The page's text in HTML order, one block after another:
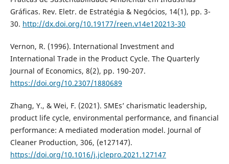
Gráficas. Rev. Eletr. de Estratégia & Negócios, 14(1), pp. 3-
30. http://dx.doi.org/10.19177/reen.v14e120213-30
Vernon, R. (1996). International Investment and
International Trade in the Product Cycle. The Quarterly
Journal of Economics, 8(2), pp. 190-207.
https://doi.org/10.2307/1880689
Zhang, Y., & Wei, F. (2021). SMEs’ charismatic leadership,
product life cycle, environmental performance, and financial
performance: A mediated moderation model. Journal of
Cleaner Production, 306, (e127147).
https://doi.org/10.1016/j.jclepro.2021.127147